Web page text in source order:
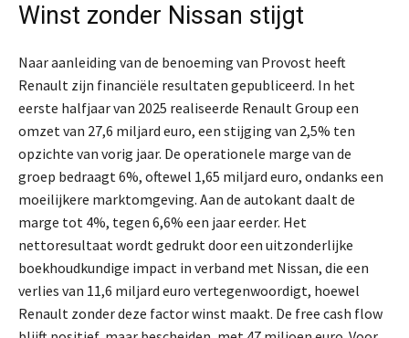
Winst zonder Nissan stijgt
Naar aanleiding van de benoeming van Provost heeft
Renault zijn financiële resultaten gepubliceerd. In het
eerste halfjaar van 2025 realiseerde Renault Group een
omzet van 27,6 miljard euro, een stijging van 2,5% ten
opzichte van vorig jaar. De operationele marge van de
groep bedraagt 6%, oftewel 1,65 miljard euro, ondanks een
moeilijkere marktomgeving. Aan de autokant daalt de
marge tot 4%, tegen 6,6% een jaar eerder. Het
nettoresultaat wordt gedrukt door een uitzonderlijke
boekhoudkundige impact in verband met Nissan, die een
verlies van 11,6 miljard euro vertegenwoordigt, hoewel
Renault zonder deze factor winst maakt. De free cash flow